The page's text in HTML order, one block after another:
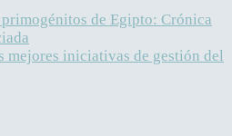
de Egipto: Crónica
mejores iniciativas de gestión del